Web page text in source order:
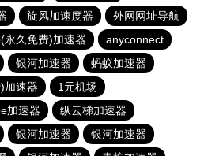
旋风加速度器
外网网址导航
永久免费)加速器
anyconnect
银河加速器
蚂蚁加速器
加速器
1元机场
加速器
纵云梯加速器
银河加速器
银河加速器